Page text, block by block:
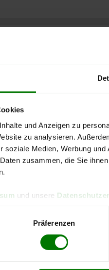
und Anzeigen zu
zu analysieren.
soziale Medien, Werbung
zusammen, die Sie
und unsere
Präferenzen
kostenlose
direkt online bestellen
aktuellen Stand